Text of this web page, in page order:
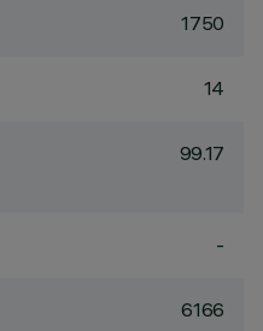
1750
14
99.17
-
6166